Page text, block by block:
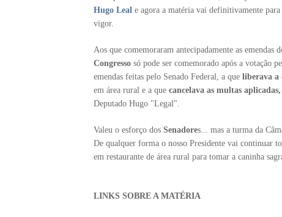
Hugo Leal e agora a matéria vai definitivamente para
vigor.
Aos que comemoraram antecipadamente as
Congresso só pode ser comemorado após a votação
emendas feitas pelo Senado Federal, a que liberava a
em área rural e a que cancelava as multas aplicadas,
Deputado Hugo "Legal".
Valeu o esforço dos Senadores... mas a turma da
De qualquer forma o nosso Presidente vai continuar
em restaurante de área rural para tomar a caninha
LINKS SOBRE A MATÉRIA